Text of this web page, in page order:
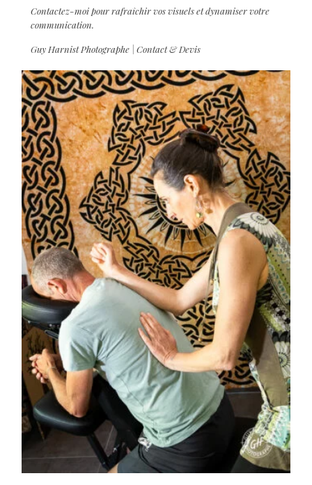
Contactez-moi pour rafraîchir vos visuels et dynamiser votre
communication.
Guy Harnist Photographe | Contact & Devis